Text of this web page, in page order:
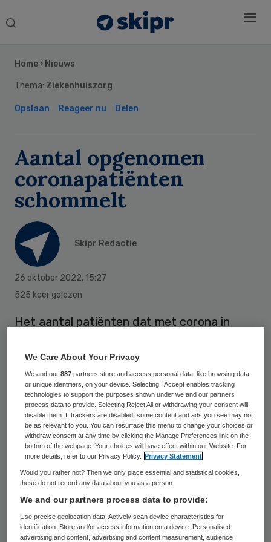
Search
Home › Nieuws
Thema: Ziekenhuiszorg
Opslaan Reageer nu Delen
Aantal opgenomen
coronapatiënten
schommelt
Skipr Redactie
26 oktober 2022, 15:27
525 keer gelezen
Het aantal patiënten dat met corona in
twee weken tussen de 1100 en 1200, zo valt
op te maken uit cijfers van het Landelijk
Coördinatiecentrum Patiënten Spreiding
(LCPS). Momenteel worden in de
ziekenhuizen 1152 patiënten met corona
verzorgd.
Vorige week kwam het aantal patiënten
met corona in de ziekenhuizen een paar
dagen boven de 1200 mensen uit. Dat zijn
Sidebar
We Care About Your Privacy
We and our887 partners store and access personal data, like browsing data
or unique identifiers, on your device. Selecting I Accept enables tracking
technologies to support the purposes shown under we and our partners
process data to provide. Selecting Reject All or withdrawing your consent will
disable them. If trackers are disabled, some content and ads you see may not
be as relevant to you. You can resurface this menu to change your choices or
withdraw consent at any time by clicking the Manage Preferences link on the
bottom of the webpage. Your choices will have effect within our Website. For
more details, refer to our Privacy Policy.
Privacy Statement
Would you rather not? Then we only place essential and statistical cookies,
these do not record any data about you as a person
We and our partners process data to provide:
Use precise geolocation data. Actively scan device characteristics for
identification. Store and/or access information on a device. Personalised
advertising and content, advertising and content measurement, audience